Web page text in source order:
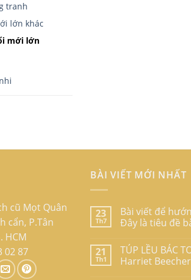
tranh
lớn khác
mới lớn
cũ Mọt Quân
cẩn, P.Tân
HCM
02 87
BÀI VIẾT MỚI NHẤT
23
Th7
Bài viết để
Đây là tiêu đề
21
Th1
TÚP LỀU BÁC
Harriet